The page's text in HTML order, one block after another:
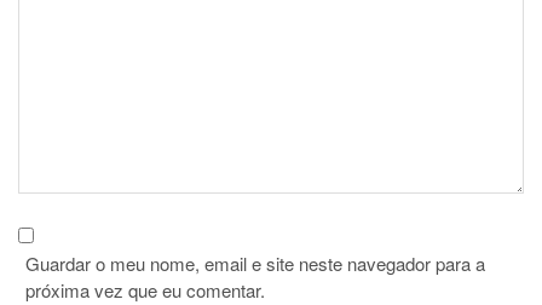
Guardar o meu nome, email e site neste navegador para a
próxima vez que eu comentar.